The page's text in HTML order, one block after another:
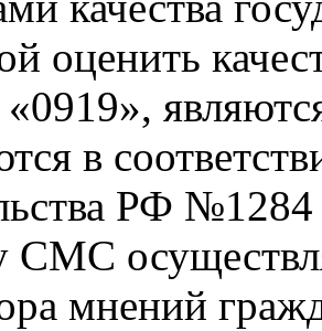
оценить
в
РФ №1284
СМС
мнений